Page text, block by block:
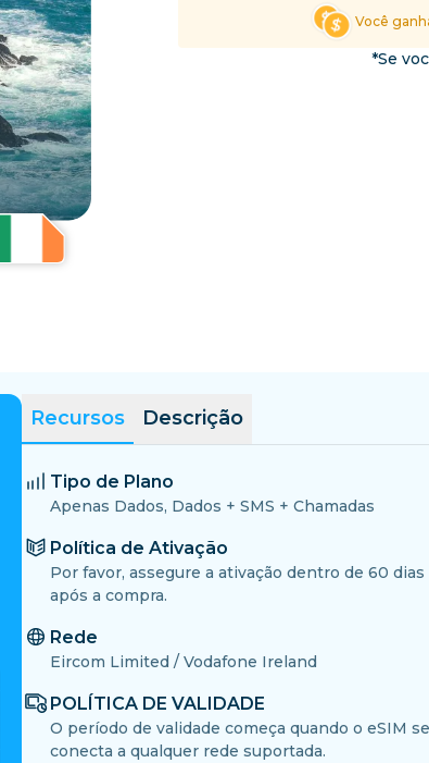
Explore
Você
*Se
Recursos Descrição
Tipo de Plano
Apenas Dados, Dados + SMS + Chamadas
Política de Ativação
Por favor, assegure a ativação dentro de 60 dias
após a compra.
Rede
Eircom Limited / Vodafone Ireland
POLÍTICA DE VALIDADE
O período de validade começa quando o eSIM se
conecta a qualquer rede suportada.